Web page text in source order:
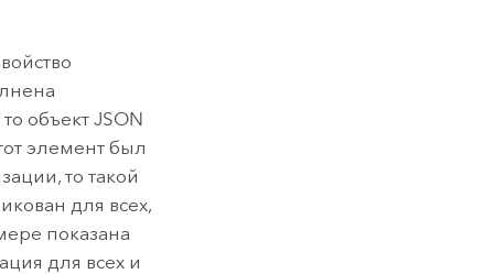
объект JSON
элемент был
то такой
для всех,
показана
для всех и